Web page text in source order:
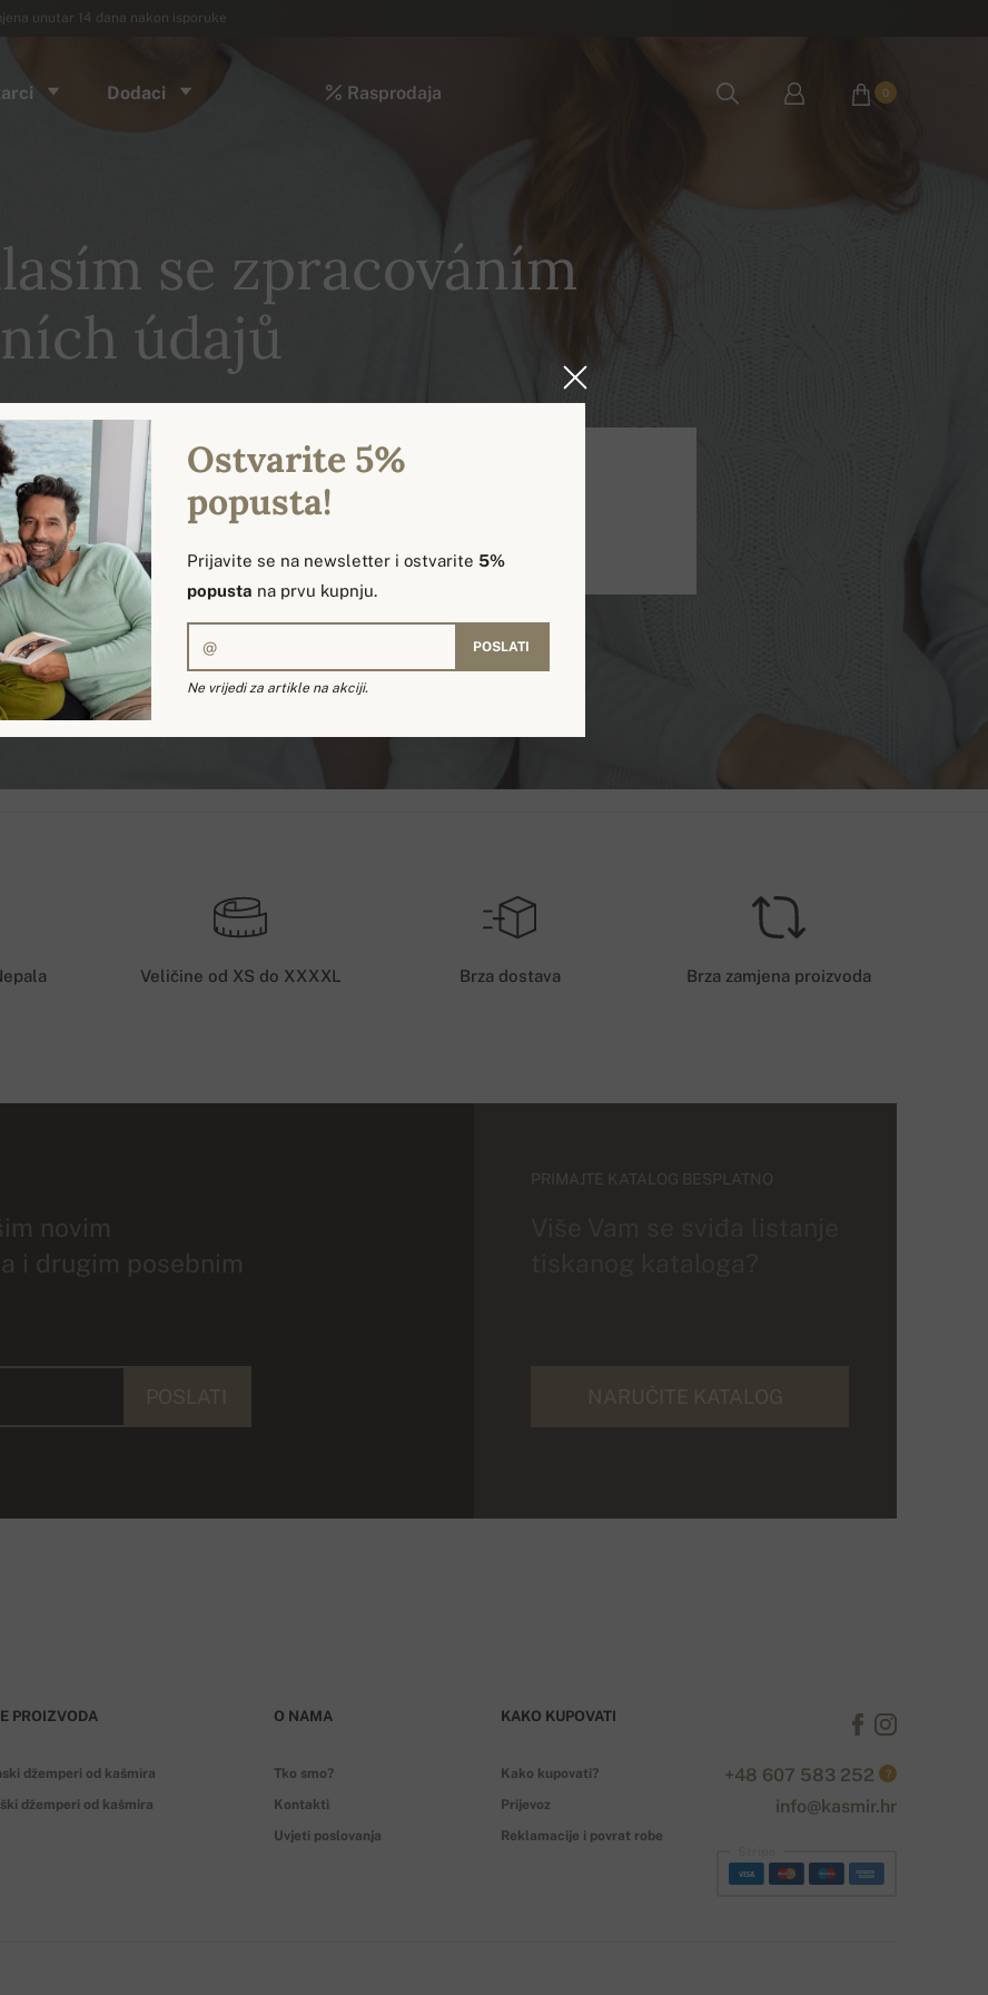
unutar 14 dana nakon isporuke
Dodaci Rasprodaja 0
se zpracováním
údajů
Veličine od XS do XXXXL Brza dostava Brza zamjena proizvoda
novim
i drugim posebnim
PRIMAJTE KATALOG BESPLATNO
PROIZVODA
džemperi od kašmira
džemperi od kašmira
O NAMA
Tko smo?
Kontakti
Uvjeti poslovanja
KAKO KUPOVATI
Kako kupovati?
Prijevoz
Reklamacije i povrat robe
+48 607 583 252 ?
info@kasmir.hr
Ostvarite 5%
popusta!
Prijavite se na newsletter i ostvarite 5%
popusta na prvu kupnju.
POSLATI
Ne vrijedi za artikle na akciji.